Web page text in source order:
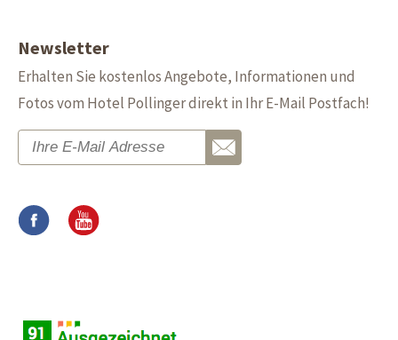
Newsletter
Erhalten Sie kostenlos Angebote, Informationen und
Fotos vom Hotel Pollinger direkt in Ihr E-Mail Postfach!